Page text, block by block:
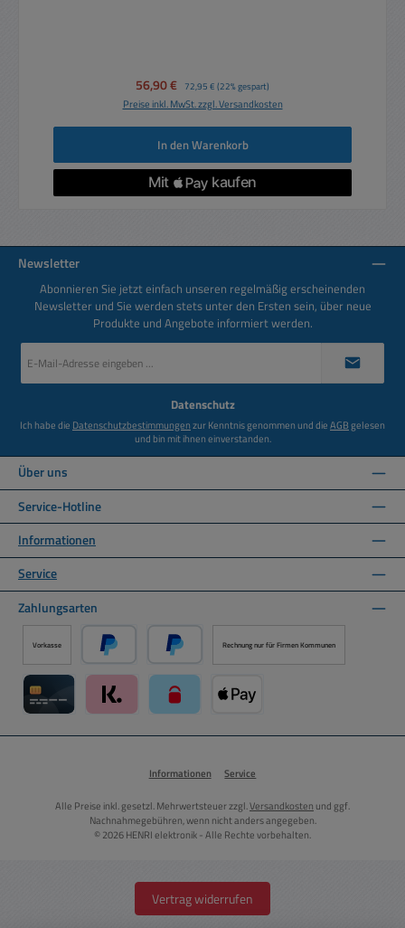
Verkaufspreis:
56,90 € Regulärer Preis:
72,95 € (22% gespart)
Preise inkl. MwSt. zzgl. Versandkosten
In den Warenkorb
Newsletter
Abonnieren Sie jetzt einfach unseren regelmäßig erscheinenden
Newsletter und Sie werden stets unter den Ersten sein, über neue
Produkte und Angebote informiert werden.
Mail-
Datenschutz
Ich habe die Datenschutzbestimmungenzur Kenntnis genommen und dieAGBgelesen
und bin mit ihnen einverstanden.
Über uns
Service-Hotline
Informationen
Service
Zahlungsarten
Vorkasse
PayPal Später Bezahlen über PayPal
Rechnung nur für Firmen Kommunen
Informationen Service
Alle Preise inkl. gesetzl. Mehrwertsteuer zzgl.Versandkosten und ggf.
Nachnahmegebühren, wenn nicht anders angegeben.
© 2026 HENRI elektronik - Alle Rechte vorbehalten.
Vertrag widerrufen